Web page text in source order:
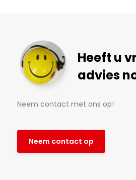
Heeft u
advies
Neem contact met ons op!
Neem contact op